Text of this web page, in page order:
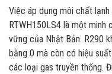
Việc áp dụng môi chất
RTWH150LS4 là một minh
vững của Nhật Bản. R290
bằng 0 mà còn có hiệu
các loại gas truyền thống.